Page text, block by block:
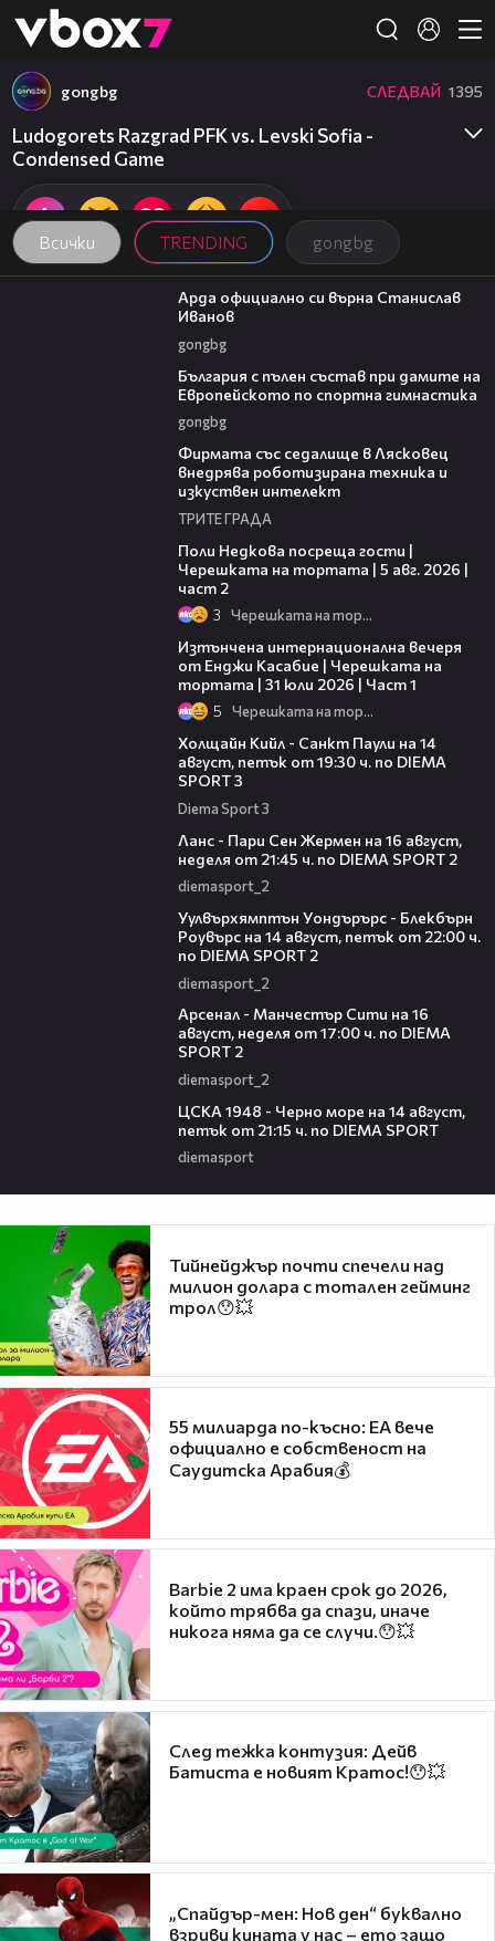
👾
Всички TRENDING gongbg
gongbg СЛЕДВАЙ 1395
Ludogorets Razgrad PFK vs. Levski Sofia -
Condensed Game
00:19
Арда официално си върна Станислав
Иванов
gongbg
България с пълен състав при дамите на
Европейското по спортна гимнастика
gongbg
Фирмата със седалище в Лясковец
внедрява роботизирана техника и
изкуствен интелект
ТРИТЕ ГРАДА
Поли Недкова посреща гости |
Черешката на тортата | 5 авг. 2026 |
част 2
3 Черешката на тортата
Изтънчена интернационална вечеря
от Енджи Касабие | Черешката на
тортата | 31 юли 2026 | Част 1
5 Черешката на тортата
Холщайн Кийл - Санкт Паули на 14
август, петък от 19:30 ч. по DIEMA
SPORT 3
Diema Sport 3
Ланс - Пари Сен Жермен на 16 август,
неделя от 21:45 ч. по DIEMA SPORT 2
diemasport_2
Уулвърхямптън Уондърърс - Блекбърн
Роувърс на 14 август, петък от 22:00 ч.
по DIEMA SPORT 2
diemasport_2
Арсенал - Манчестър Сити на 16
август, неделя от 17:00 ч. по DIEMA
SPORT 2
diemasport_2
ЦСКА 1948 - Черно море на 14 август,
петък от 21:15 ч. по DIEMA SPORT
diemasport
Тийнейджър почти спечели над
милион долара с тотален гейминг
трол😯💥
55 милиарда по-късно: EA вече
официално е собственост на
Саудитска Арабия💰
Barbie 2 има краен срок до 2026,
който трябва да спази, иначе
никога няма да се случи.😯💥
След тежка контузия: Дейв
Батиста е новият Кратос!😯💥
„Спайдър-мен: Нов ден“ буквално
взриви кината у нас – ето защо